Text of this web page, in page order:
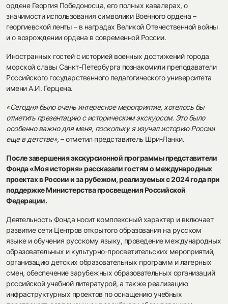
ордене Георгия Победоносца, его полных кавалерах, о
значимости использования символики Военного ордена –
георгиевской ленты – в наградах Великой Отечественной войны
и о возрождении ордена в современной России.
Иностранных гостей с историей военных достижений города
морской славы Санкт-Петербурга познакомили преподаватели
Российского государственного педагогического университета
имени А.И. Герцена.
«Сегодня было очень интересное мероприятие, хотелось бы
отметить презентацию с историческим экскурсом. Это было
особенно важно для меня, поскольку я изучал историю России
еще в детстве», – отметил представитель Шри-Ланки.
После завершения экскурсионной программы представители
Фонда «Моя история» рассказали гостям о международных
проектах в России и за рубежом, реализуемых с 2024 года при
поддержке Министерства просвещения Российской
Федерации.
Деятельность Фонда носит комплексный характер и включает
развитие сети Центров открытого образования на русском
языке и обучения русскому языку, проведение международных
образовательных и культурно-просветительских мероприятий,
организацию детских образовательных программ и лагерных
смен, обеспечение зарубежных образовательных организаций
российской учебной литературой, а также реализацию
инфраструктурных проектов по оснащению учебных